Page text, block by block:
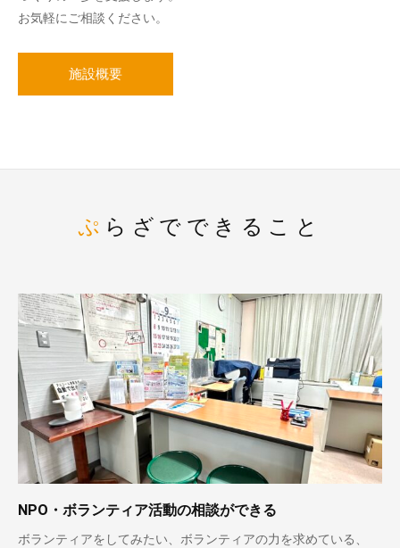
お気軽にご相談ください。
施設概要
ぷらざでできること
NPO・ボランティア活動の相談ができる
ボランティアをしてみたい、ボランティアの力を求めている、